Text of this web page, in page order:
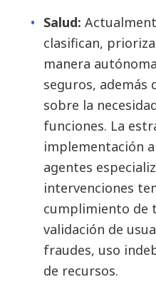
Salud:
clasifican,
manera
seguros, además
sobre la
funciones. La
implementación
agentes
intervenciones
cumplimiento de
validación de
fraudes, uso
de recursos.